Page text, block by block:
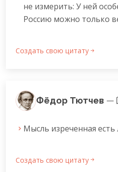
не измерить: У ней
Россию можно только
Создать свою цитату
Фёдор Тютчев —
Мысль изреченная есть
Создать свою цитату